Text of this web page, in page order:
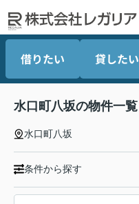
借りたい 貸したい
水口町八坂の物件一覧
水口町八坂
条件から探す